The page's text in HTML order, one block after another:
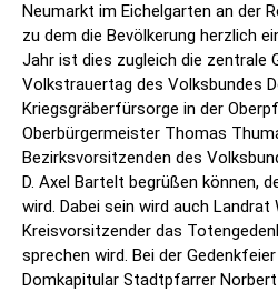
Neumarkt im Eichelgarten an der
zu dem die Bevölkerung herzlich
Jahr ist dies zugleich die zentrale
Volkstrauertag des Volksbundes
Kriegsgräberfürsorge in der
Oberbürgermeister Thomas
Bezirksvorsitzenden des
D. Axel Bartelt begrüßen können,
wird. Dabei sein wird auch Landrat
Kreisvorsitzender das
sprechen wird. Bei der
Domkapitular Stadtpfarrer